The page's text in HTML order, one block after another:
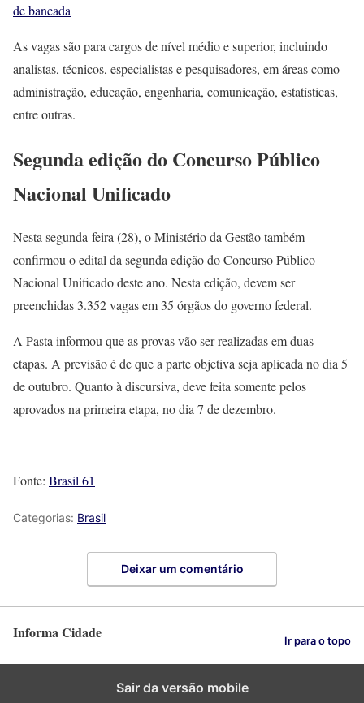
de bancada
As vagas são para cargos de nível médio e superior, incluindo
analistas, técnicos, especialistas e pesquisadores, em áreas como
administração, educação, engenharia, comunicação, estatísticas,
entre outras.
Segunda edição do Concurso Público
Nacional Unificado
Nesta segunda-feira (28), o Ministério da Gestão também
confirmou o edital da segunda edição do Concurso Público
Nacional Unificado deste ano. Nesta edição, devem ser
preenchidas 3.352 vagas em 35 órgãos do governo federal.
A Pasta informou que as provas vão ser realizadas em duas
etapas. A previsão é de que a parte objetiva seja aplicada no dia 5
de outubro. Quanto à discursiva, deve feita somente pelos
aprovados na primeira etapa, no dia 7 de dezembro.
Fonte: Brasil 61
Categorias: Brasil
Deixar um comentário
Informa Cidade Ir para o topo
Sair da versão mobile